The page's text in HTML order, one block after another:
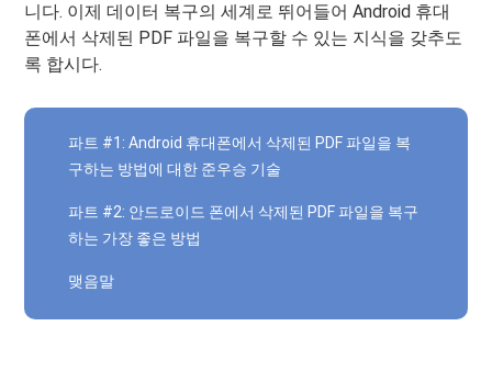
니다. 이제 데이터 복구의 세계로 뛰어들어 Android 휴대
폰에서 삭제된 PDF 파일을 복구할 수 있는 지식을 갖추도
록 합시다.
파트 #1: Android 휴대폰에서 삭제된 PDF 파일을 복
구하는 방법에 대한 준우승 기술
파트 #2: 안드로이드 폰에서 삭제된 PDF 파일을 복구
하는 가장 좋은 방법
맺음말